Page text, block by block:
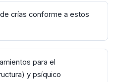
crías conforme a estos
para el
y psíquico